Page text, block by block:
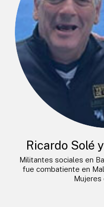
Ricardo Solé
Militantes sociales en
fue combatiente en
Mujeres